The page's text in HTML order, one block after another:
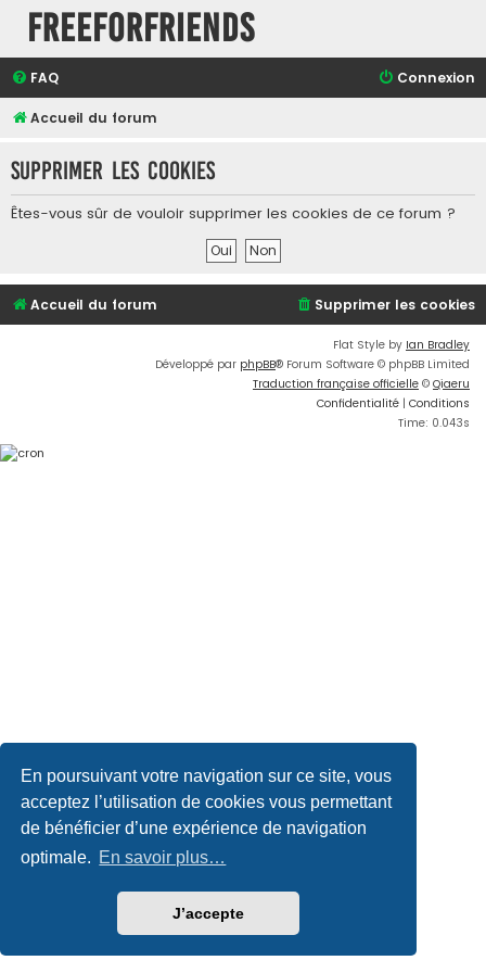
En poursuivant votre navigation sur ce site, vous
acceptez l’utilisation de cookies vous permettant
de bénéficier d’une expérience de navigation
optimale. En savoir plus…
J’accepte
FreeForFriends
FAQ Connexion
Accueil du forum
Supprimer les cookies
Êtes-vous sûr de vouloir supprimer les cookies de ce forum ?
Accueil du forum Supprimer les cookies
Flat Style by Ian Bradley
Développé par phpBB® Forum Software © phpBB Limited
Traduction française officielle © Qiaeru
Confidentialité | Conditions
Time: 0.043s